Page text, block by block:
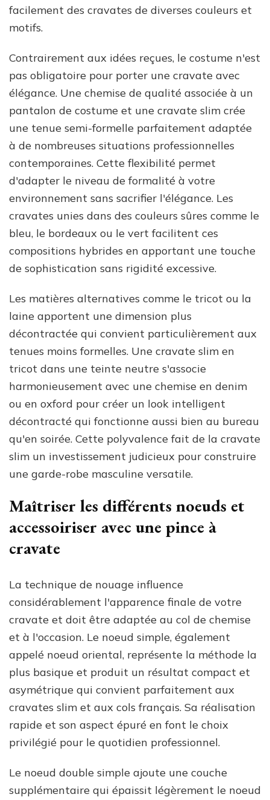
facilement des cravates de diverses couleurs et
motifs.
Contrairement aux idées reçues, le costume n'est
pas obligatoire pour porter une cravate avec
élégance. Une chemise de qualité associée à un
pantalon de costume et une cravate slim crée
une tenue semi-formelle parfaitement adaptée
à de nombreuses situations professionnelles
contemporaines. Cette flexibilité permet
d'adapter le niveau de formalité à votre
environnement sans sacrifier l'élégance. Les
cravates unies dans des couleurs sûres comme le
bleu, le bordeaux ou le vert facilitent ces
compositions hybrides en apportant une touche
de sophistication sans rigidité excessive.
Les matières alternatives comme le tricot ou la
laine apportent une dimension plus
décontractée qui convient particulièrement aux
tenues moins formelles. Une cravate slim en
tricot dans une teinte neutre s'associe
harmonieusement avec une chemise en denim
ou en oxford pour créer un look intelligent
décontracté qui fonctionne aussi bien au bureau
qu'en soirée. Cette polyvalence fait de la cravate
slim un investissement judicieux pour construire
une garde-robe masculine versatile.
Maîtriser les différents noeuds et
accessoiriser avec une pince à
cravate
La technique de nouage influence
considérablement l'apparence finale de votre
cravate et doit être adaptée au col de chemise
et à l'occasion. Le noeud simple, également
appelé noeud oriental, représente la méthode la
plus basique et produit un résultat compact et
asymétrique qui convient parfaitement aux
cravates slim et aux cols français. Sa réalisation
rapide et son aspect épuré en font le choix
privilégié pour le quotidien professionnel.
Le noeud double simple ajoute une couche
supplémentaire qui épaissit légèrement le noeud